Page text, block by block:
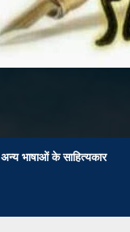
अन्य भाषाओं के साहित्यकार